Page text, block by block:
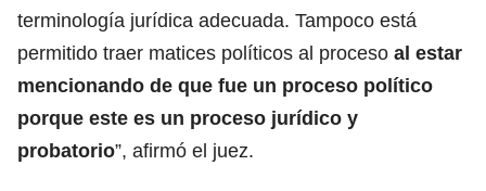
terminología jurídica adecuada. Tampoco está
permitido traer matices políticos al proceso al estar
mencionando de que fue un proceso político
porque este es un proceso jurídico y
probatorio”, afirmó el juez.